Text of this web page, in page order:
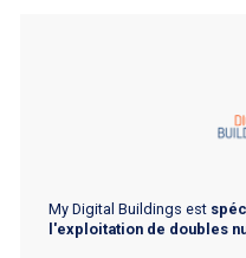
My Digital Buildings est
l'exploitation de doubles